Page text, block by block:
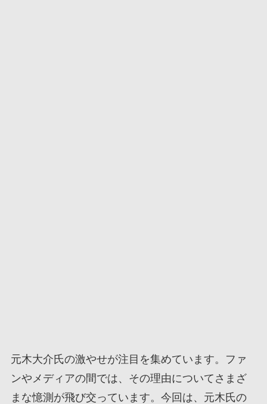
元木大介氏の激やせが注目を集めています。ファ
ンやメディアの間では、その理由についてさまざ
まな憶測が飛び交っています。今回は、元木氏の